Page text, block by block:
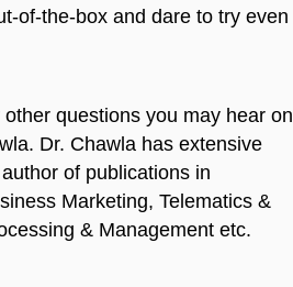
of-the-box and dare to try even
questions you may hear on
Dr. Chawla has extensive
of publications in
Marketing, Telematics &
& Management etc.